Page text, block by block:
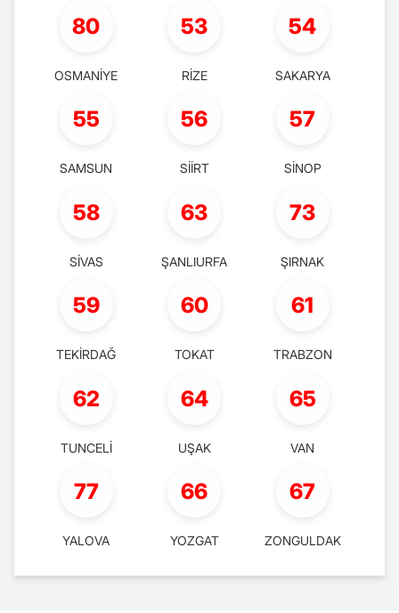
80
OSMANİYE
53
RİZE
54
SAKARYA
55
SAMSUN
56
SİİRT
57
SİNOP
58
SİVAS
63
ŞANLIURFA
73
ŞIRNAK
59
TEKİRDAĞ
60
TOKAT
61
TRABZON
62
TUNCELİ
64
UŞAK
65
VAN
77
YALOVA
66
YOZGAT
67
ZONGULDAK